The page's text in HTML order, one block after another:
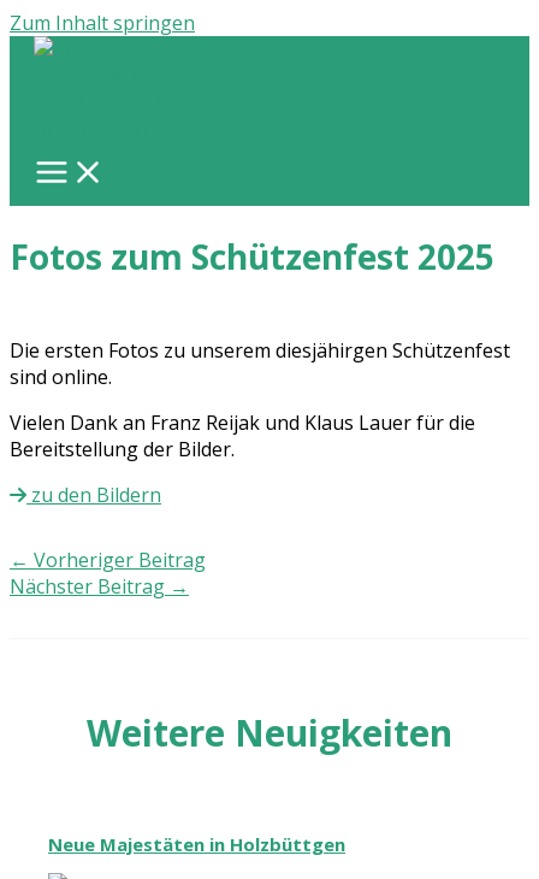
Zum Inhalt springen
Fotos zum Schützenfest 2025
Die ersten Fotos zu unserem diesjähirgen Schützenfest
sind online.
Vielen Dank an Franz Reijak und Klaus Lauer für die
Bereitstellung der Bilder.
zu den Bildern
← Vorheriger Beitrag
Nächster Beitrag →
Weitere Neuigkeiten
Neue Majestäten in Holzbüttgen